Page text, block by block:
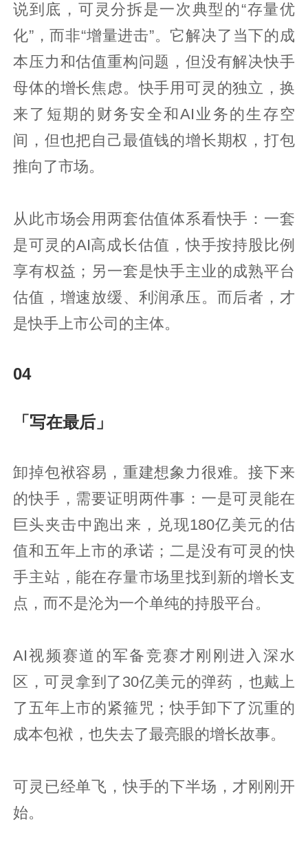
说到底，可灵分拆是一次典型的“存量优
化”，而非“增量进击”。它解决了当下的成
本压力和估值重构问题，但没有解决快手
母体的增长焦虑。快手用可灵的独立，换
来了短期的财务安全和AI业务的生存空
间，但也把自己最值钱的增长期权，打包
推向了市场。
从此市场会用两套估值体系看快手：一套
是可灵的AI高成长估值，快手按持股比例
享有权益；另一套是快手主业的成熟平台
估值，增速放缓、利润承压。而后者，才
是快手上市公司的主体。
04
「写在最后」
卸掉包袱容易，重建想象力很难。接下来
的快手，需要证明两件事：一是可灵能在
巨头夹击中跑出来，兑现180亿美元的估
值和五年上市的承诺；二是没有可灵的快
手主站，能在存量市场里找到新的增长支
点，而不是沦为一个单纯的持股平台。
AI视频赛道的军备竞赛才刚刚进入深水
区，可灵拿到了30亿美元的弹药，也戴上
了五年上市的紧箍咒；快手卸下了沉重的
成本包袱，也失去了最亮眼的增长故事。
可灵已经单飞，快手的下半场，才刚刚开
始。